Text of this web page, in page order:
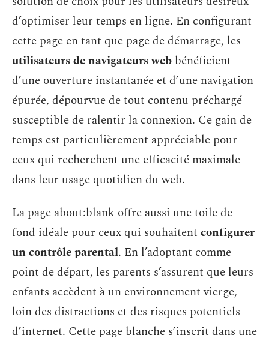
d’optimiser leur temps en ligne. En configurant
cette page en tant que page de démarrage, les
utilisateurs de navigateurs web bénéficient
d’une ouverture instantanée et d’une navigation
épurée, dépourvue de tout contenu préchargé
susceptible de ralentir la connexion. Ce gain de
temps est particulièrement appréciable pour
ceux qui recherchent une efficacité maximale
dans leur usage quotidien du web.
La page about:blank offre aussi une toile de
fond idéale pour ceux qui souhaitent configurer
un contrôle parental. En l’adoptant comme
point de départ, les parents s’assurent que leurs
enfants accèdent à un environnement vierge,
loin des distractions et des risques potentiels
d’internet. Cette page blanche s’inscrit dans une